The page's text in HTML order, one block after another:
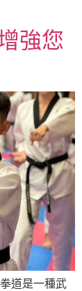
強您
道是一種武